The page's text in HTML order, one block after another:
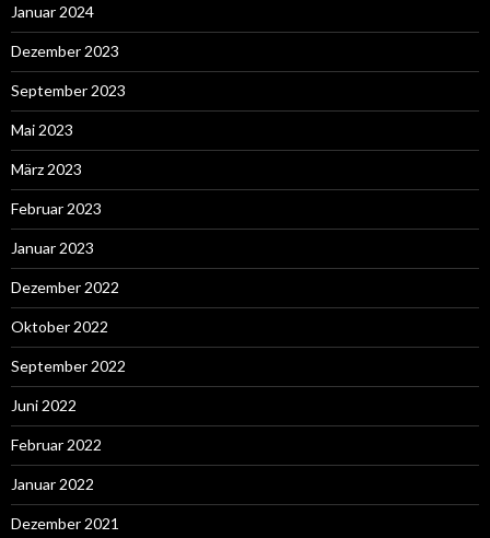
Januar 2024
Dezember 2023
September 2023
Mai 2023
März 2023
Februar 2023
Januar 2023
Dezember 2022
Oktober 2022
September 2022
Juni 2022
Februar 2022
Januar 2022
Dezember 2021